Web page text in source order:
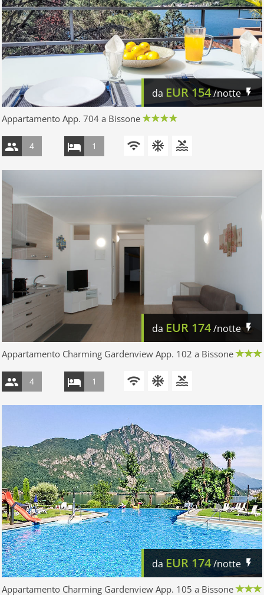
da EUR 154/notte
Appartamento App. 704 a Bissone
4 1
da EUR 174/notte
Appartamento Charming Gardenview App. 102 a Bissone
4 1
daEUR174/notte
Appartamento Charming Gardenview App. 105 a Bissone